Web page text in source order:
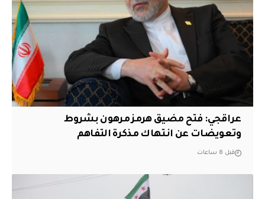
عراقجي: فتح مضيق هرمز مرهون بشروط
وتعويضات عن انتهاك مذكرة التفاهم
قبل 8 ساعات